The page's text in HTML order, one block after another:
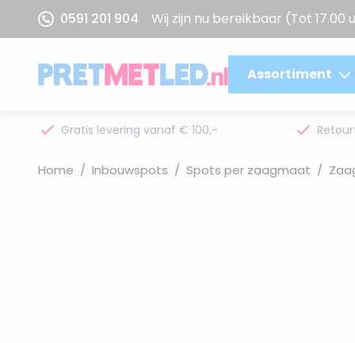
Ga naar de inhoud
0591 201 904 Wij zijn nu bereikbaar (Tot 17.00
Assortiment
Gratis levering vanaf € 100,-
Home / Inbouwspots / Spots per zaagmaat /